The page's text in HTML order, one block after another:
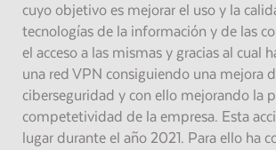
cuyo objetivo es mejorar el uso y la
tecnologías de la información y de las
el acceso a las mismas y gracias al cual
una red VPN consiguiendo una mejora
ciberseguridad y con ello mejorando la
competetividad de la empresa. Esta
lugar durante el año 2021. Para ello ha